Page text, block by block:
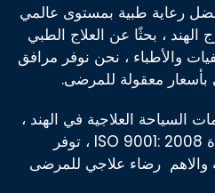
رعاية طبية بمستوى عالمي
، بحثًا عن العلاج الطبي
والأطباء ، نحن نوفر مرافق
بأسعار معقولة للمرضى.
السياحة العلاجية في الهند ،
كيورانديا هي مؤسسة معتمدة ISO 9001: 2008 ، توفر
والاهم رضاء علاجي للمرضى